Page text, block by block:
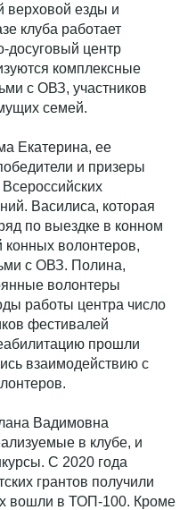
верховой езды и
клуба работает
досуговый центр
комплексные
с ОВЗ, участников
семей.
Екатерина, ее
и призеры
Василиса, которая
по выездке в конном
конных волонтеров,
с ОВЗ. Полина,
волонтеры
работы центра число
фестивалей
прошли
взаимодействию с
Вадимовна
в клубе, и
С 2020 года
грантов получили
вошли в ТОП-100. Кроме